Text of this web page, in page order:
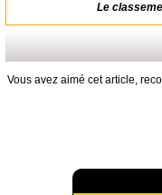
Le
Vous avez aimé cet article,